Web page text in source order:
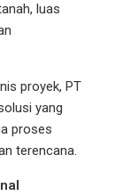
luas
proyek, PT
yang
proses
terencana.